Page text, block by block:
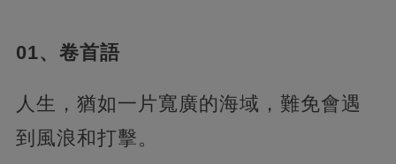
01、卷首語
人生，猶如一片寬廣的海域，難免會遇
到風浪和打擊。